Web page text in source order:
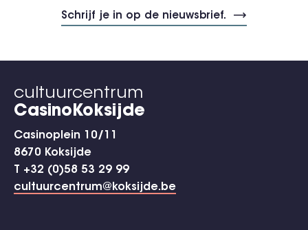
cultuurcentrum
CasinoKoksijde
Casinoplein 10/11
8670 Koksijde
T +32 (0)58 53 29 99
cultuurcentrum@koksijde.be